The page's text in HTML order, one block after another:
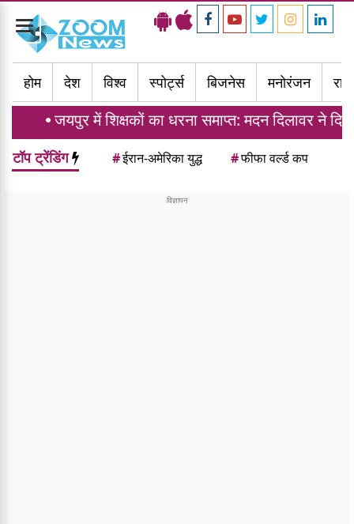
Toggle
navigation
होम
देश विश्व स्पोर्ट्स बिजनेस मनोरंजन
जयपुर में शिक्षकों का धरना समाप्त: मदन दिलावर ने दिया
टॉप ट्रेंडिंग #ईरान-अमेरिका युद्ध #फीफा वर्ल्ड कप